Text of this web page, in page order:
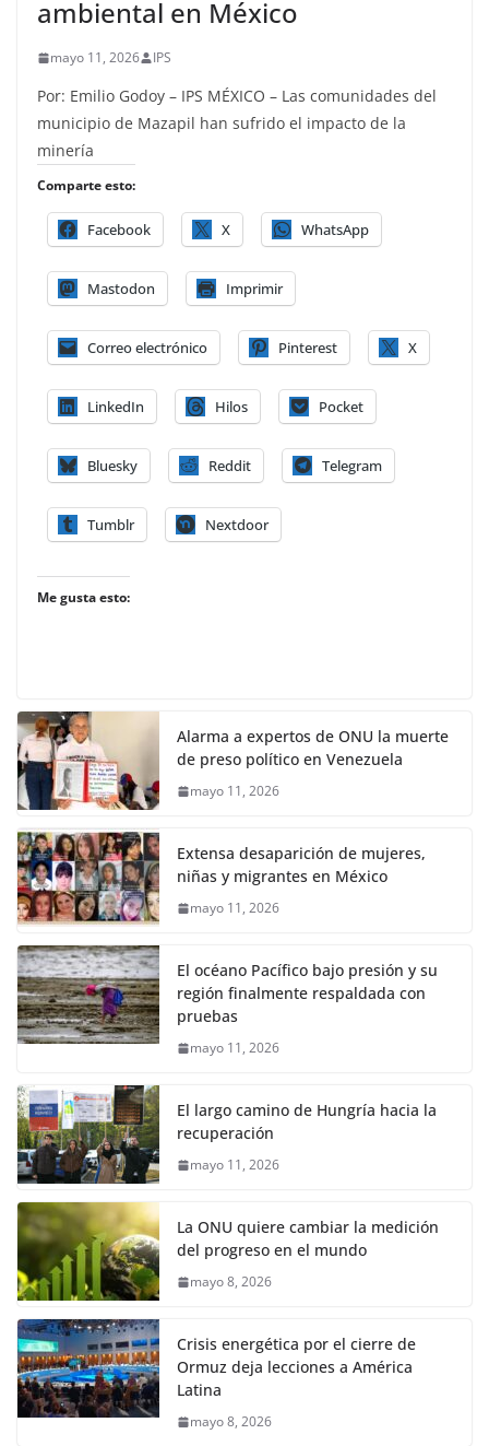
ambiental en México
mayo 11, 2026 IPS
Por: Emilio Godoy – IPS MÉXICO – Las comunidades del
municipio de Mazapil han sufrido el impacto de la
minería
Comparte esto:
Facebook X WhatsApp
Mastodon Imprimir
Correo electrónico Pinterest X
LinkedIn Hilos Pocket
Bluesky Reddit Telegram
Tumblr Nextdoor
Me gusta esto:
Alarma a expertos de ONU la muerte
de preso político en Venezuela
mayo 11, 2026
Extensa desaparición de mujeres,
niñas y migrantes en México
mayo 11, 2026
El océano Pacífico bajo presión y su
región finalmente respaldada con
pruebas
mayo 11, 2026
El largo camino de Hungría hacia la
recuperación
mayo 11, 2026
La ONU quiere cambiar la medición
del progreso en el mundo
mayo 8, 2026
Crisis energética por el cierre de
Ormuz deja lecciones a América
Latina
mayo 8, 2026